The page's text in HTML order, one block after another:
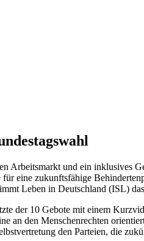
Arbeitsmarkt und ein inklusives
für eine zukunftsfähige
Leben in Deutschland (ISL)
der 10 Gebote mit einem
an den Menschenrechten
den Parteien, die